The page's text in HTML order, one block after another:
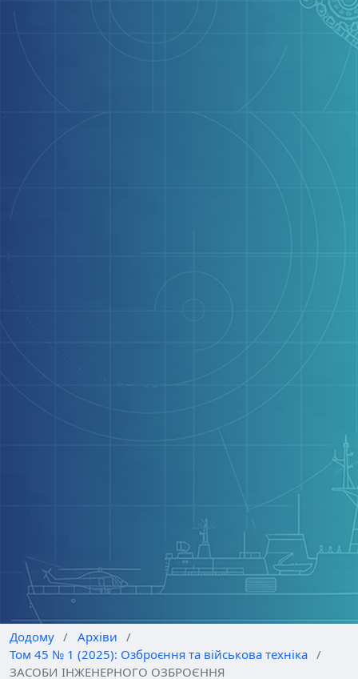
Додому / Архіви
/
Том 45 № 1 (2025): Озброєння та військова техніка /
ЗАСОБИ ІНЖЕНЕРНОГО ОЗБРОЄННЯ